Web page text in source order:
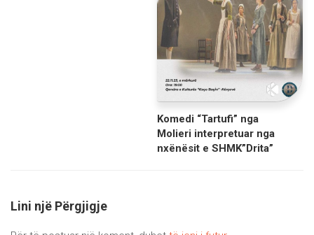
Komedi “Tartufi” nga
Molieri interpretuar nga
nxënësit e SHMK”Drita”
Lini një Përgjigje